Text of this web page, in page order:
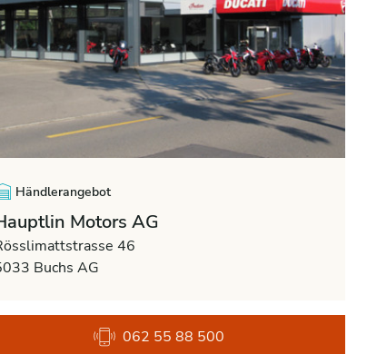
Händlerangebot
Motors AG
46
Buchs AG
062 55 88 500